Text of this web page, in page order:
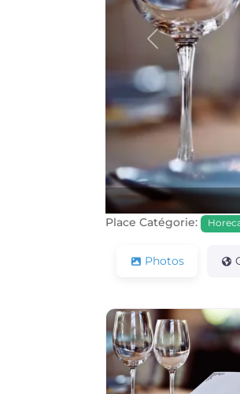
Précédente
Place Catégorie:
Photos